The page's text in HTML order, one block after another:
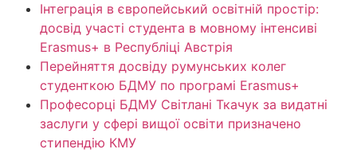
Інтеграція в європейський освітній простір:
досвід участі студента в мовному інтенсиві
Erasmus+ в Республіці Австрія
Перейняття досвіду румунських колег
студенткою БДМУ по програмі Erasmus+
Професорці БДМУ Світлані Ткачук за видатні
заслуги у сфері вищої освіти призначено
стипендію КМУ